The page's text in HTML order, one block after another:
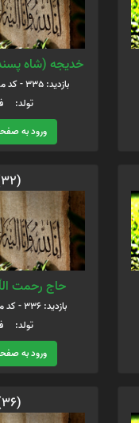
خدیجه (شاه
بازدید: 335 - کد متوفی: 59348
تولد:
ورود به
(32)
حاج رحمت
بازدید: 336 - کد متوفی: 62136
تولد:
ورود به
(36)